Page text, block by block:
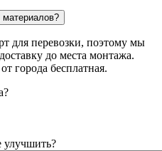
материалов?
для перевозки, поэтому мы
до места монтажа.
города бесплатная.